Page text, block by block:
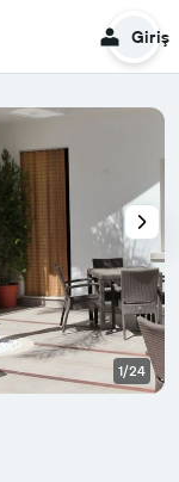
Giriş
1/24